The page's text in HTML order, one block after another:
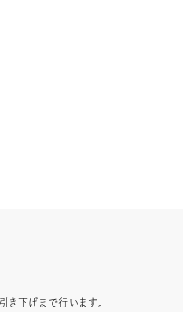
き下げまで行います。